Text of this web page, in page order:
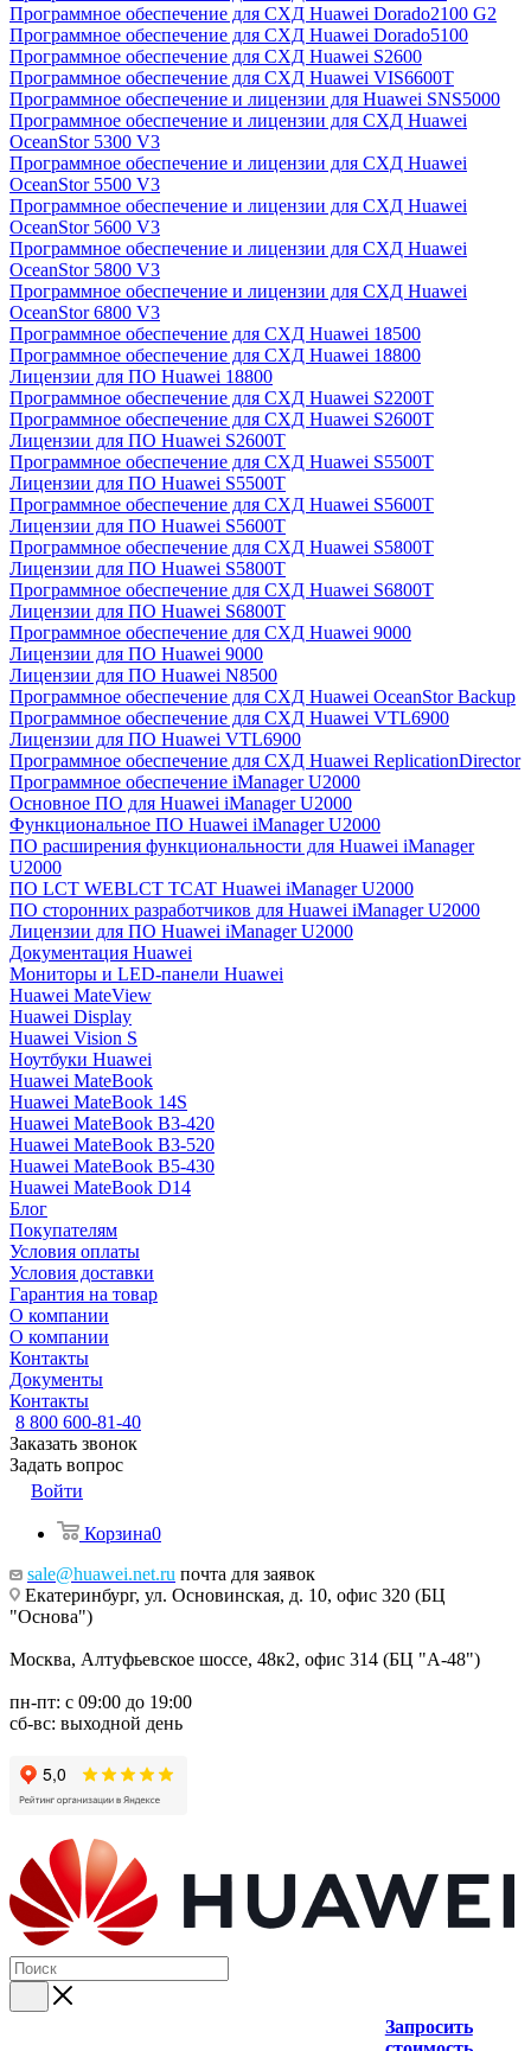
Программное обеспечение для СХД Huawei Dorado2100 G2
Программное обеспечение для СХД Huawei Dorado5100
Программное обеспечение для СХД Huawei S2600
Программное обеспечение для СХД Huawei VIS6600T
Программное обеспечение и лицензии для Huawei SNS5000
Программное обеспечение и лицензии для СХД Huawei
OceanStor 5300 V3
Программное обеспечение и лицензии для СХД Huawei
OceanStor 5500 V3
Программное обеспечение и лицензии для СХД Huawei
OceanStor 5600 V3
Программное обеспечение и лицензии для СХД Huawei
OceanStor 5800 V3
Программное обеспечение и лицензии для СХД Huawei
OceanStor 6800 V3
Программное обеспечение для СХД Huawei 18500
Программное обеспечение для СХД Huawei 18800
Лицензии для ПО Huawei 18800
Программное обеспечение для СХД Huawei S2200T
Программное обеспечение для СХД Huawei S2600T
Лицензии для ПО Huawei S2600T
Программное обеспечение для СХД Huawei S5500T
Лицензии для ПО Huawei S5500T
Программное обеспечение для СХД Huawei S5600T
Лицензии для ПО Huawei S5600T
Программное обеспечение для СХД Huawei S5800T
Лицензии для ПО Huawei S5800T
Программное обеспечение для СХД Huawei S6800T
Лицензии для ПО Huawei S6800T
Программное обеспечение для СХД Huawei 9000
Лицензии для ПО Huawei 9000
Лицензии для ПО Huawei N8500
Программное обеспечение для СХД Huawei OceanStor Backup
Программное обеспечение для СХД Huawei VTL6900
Лицензии для ПО Huawei VTL6900
Программное обеспечение для СХД Huawei ReplicationDirector
Программное обеспечение iManager U2000
Основное ПО для Huawei iManager U2000
Функциональное ПО Huawei iManager U2000
ПО расширения функциональности для Huawei iManager
U2000
ПО LCT WEBLCT TCAT Huawei iManager U2000
ПО сторонних разработчиков для Huawei iManager U2000
Лицензии для ПО Huawei iManager U2000
Документация Huawei
Мониторы и LED-панели Huawei
Huawei MateView
Huawei Display
Huawei Vision S
Ноутбуки Huawei
Huawei MateBook
Huawei MateBook 14S
Huawei MateBook B3-420
Huawei MateBook B3-520
Huawei MateBook B5-430
Huawei MateBook D14
Блог
Покупателям
Условия оплаты
Условия доставки
Гарантия на товар
О компании
О компании
Контакты
Документы
Контакты
8 800 600-81-40
Заказать звонок
Задать вопрос
Войти
Корзина0
sale@huawei.net.ru почта для заявок
Екатеринбург, ул. Основинская, д. 10, офис 320 (БЦ
"Основа")
Москва, Алтуфьевское шоссе, 48к2, офис 314 (БЦ "А-48")
пн-пт: с 09:00 до 19:00
сб-вс: выходной день
Запросить